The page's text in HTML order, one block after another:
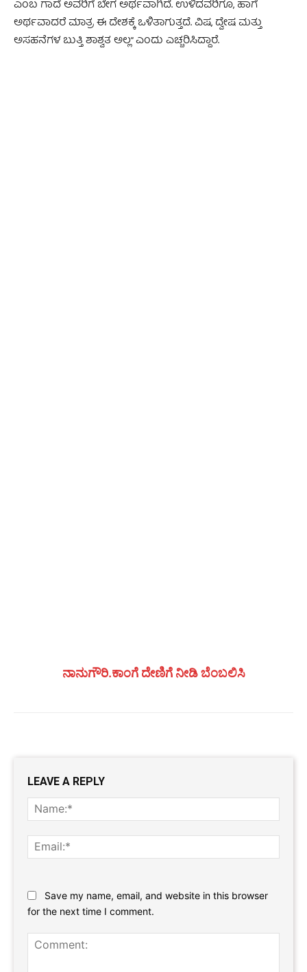
ಎಂಬ ಗಾದೆ ಅವರಿಗೆ ಬೇಗ ಅರ್ಥವಾಗಿದೆ. ಉಳಿದವರಿಗೂ, ಹಾಗೆ
ಅರ್ಥವಾದರೆ ಮಾತ್ರ ಈ ದೇಶಕ್ಕೆ ಒಳಿತಾಗುತ್ತದೆ. ವಿಷ, ದ್ವೇಷ ಮತ್ತು
ಅಸಹನೆಗಳ ಬುತ್ತಿ ಶಾಶ್ವತ ಅಲ್ಲ” ಎಂದು ಎಚ್ಚರಿಸಿದ್ದಾರೆ.
ನಾನುಗೌರಿ.ಕಾಂಗೆ ದೇಣಿಗೆ ನೀಡಿ ಬೆಂಬಲಿಸಿ
LEAVE A REPLY
Save my name, email, and website in this browser
for the next time I comment.